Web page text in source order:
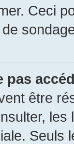
Ceci
pas
être
Seuls